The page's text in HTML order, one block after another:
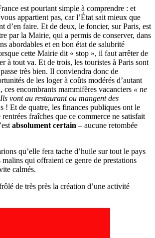
est pourtant simple à comprendre : et
appartient pas, car l’État sait mieux que
d’en faire. Et de deux, le foncier, sur Paris, est
par la Mairie, qui a permis de conserver, dans
abordables et en bon état de salubrité
cette Mairie dit « stop », il faut arrêter de
à tout va. Et de trois, les touristes à Paris sont
très bien. Il conviendra donc de
de les loger à coûts modérés d’autant
ces encombrants mammifères vacanciers « ne
vont au restaurant ou mangent des
! Et de quatre, les finances publiques ont le
fraîches que ce commerce ne satisfait
absolument certain – aucune retombée
qu’elle fera tache d’huile sur tout le pays
malins qui offraient ce genre de prestations
calmés.
de très près la création d’une activité